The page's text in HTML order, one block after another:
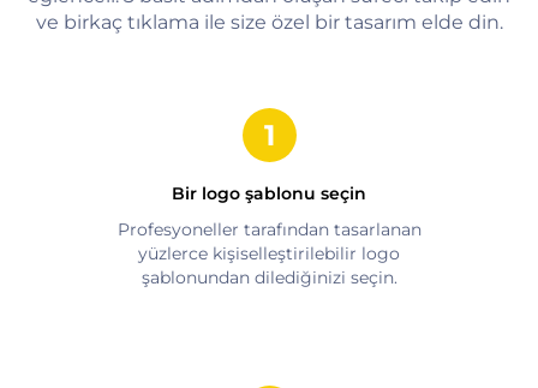
ve birkaç tıklama ile size özel bir tasarım elde din.
Bir logo şablonu seçin
Profesyoneller tarafından tasarlanan
yüzlerce kişiselleştirilebilir logo
şablonundan dilediğinizi seçin.